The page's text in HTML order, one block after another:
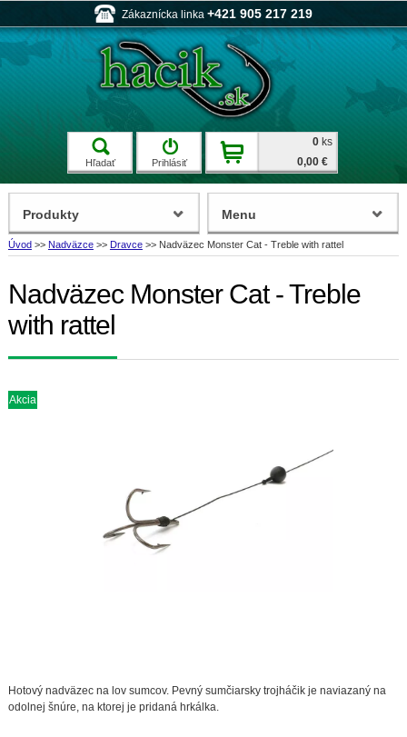
Zákaznícka linka +421 905 217 219
Hľadať Prihlásiť
0 ks
0,00 €
Úvod >> Nadväzce >> Dravce >> Nadväzec Monster Cat - Treble with rattel
Nadväzec Monster Cat - Treble
with rattel
Akcia
Hotový nadväzec na lov sumcov. Pevný sumčiarsky trojháčik je naviazaný na
odolnej šnúre, na ktorej je pridaná hrkálka.
Produkty Menu